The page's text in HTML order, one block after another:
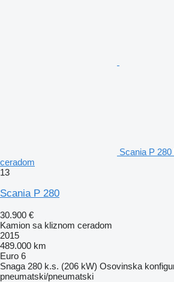
Scania P
ceradom
13
Scania P 280
30.900 €
Kamion sa kliznom ceradom
2015
489.000 km
Euro 6
Snaga 280 k.s. (206 kW) Osovinska
pneumatski/pneumatski